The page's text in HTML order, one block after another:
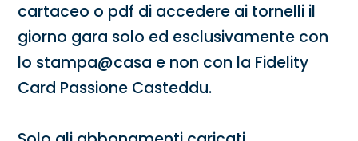
cartaceo o pdf di accedere ai tornelli il
giorno gara solo ed esclusivamente con
lo stampa@casa e non con la Fidelity
Card Passione Casteddu.